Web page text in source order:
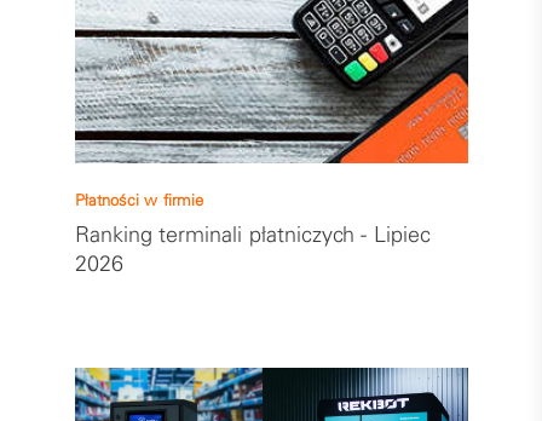
Płatności w firmie
Ranking terminali płatniczych - Lipiec
2026